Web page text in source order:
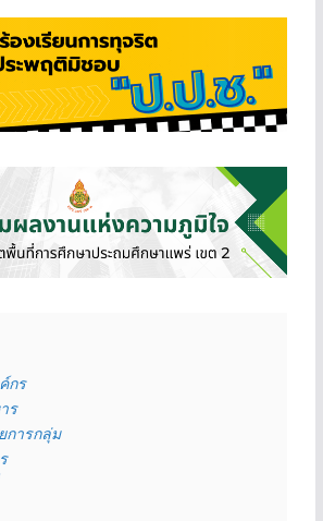
กร
ร
การกลุ่ม